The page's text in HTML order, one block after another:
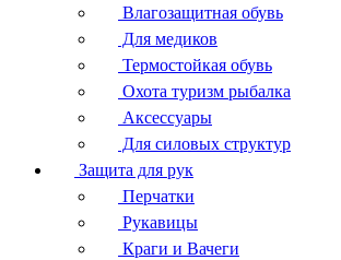
Влагозащитная обувь
Для медиков
Термостойкая обувь
Охота туризм рыбалка
Аксессуары
Для силовых структур
Защита для рук
Перчатки
Рукавицы
Краги и Вачеги